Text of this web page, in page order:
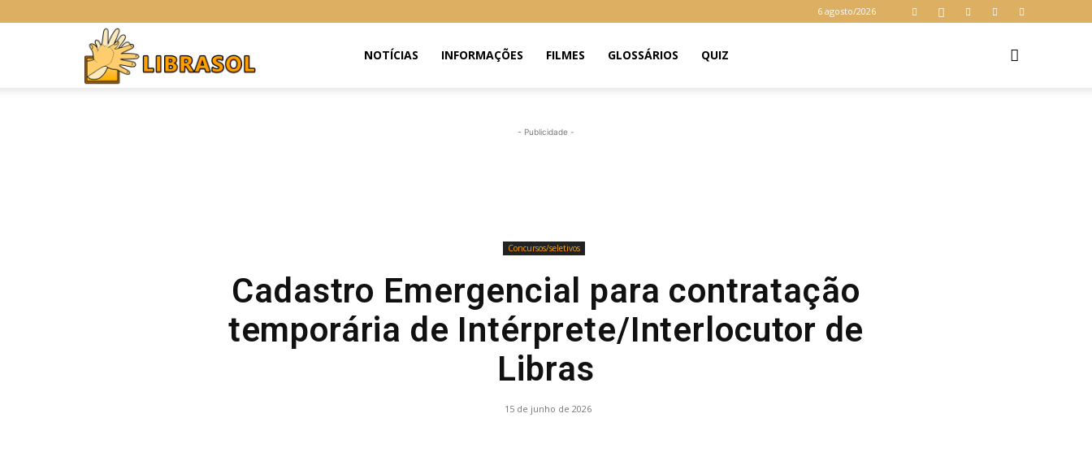
6 agosto/2026
NOTÍCIAS INFORMAÇÕES FILMES GLOSSÁRIOS QUIZ
- Publicidade -
Concursos/seletivos
Cadastro Emergencial para contratação
temporária de Intérprete/Interlocutor de
Libras
15 de junho de 2026